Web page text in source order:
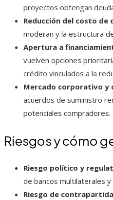
proyectos obtengan
Reducción del costo de
moderan y la estructura
Apertura a
vuelven opciones
crédito vinculados a la
Mercado corporativo y
acuerdos de suministro
potenciales compradores.
Riesgos y cómo
Riesgo político y
de bancos multilaterales
Riesgo de